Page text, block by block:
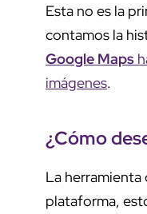
Esta no es la
contamos la
Google Maps
imágenes.
¿Cómo
La herramienta
plataforma,